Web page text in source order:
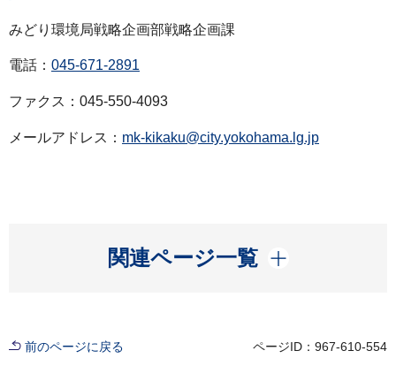
みどり環境局戦略企画部戦略企画課
電話： 045-671-2891
ファクス：045-550-4093
メールアドレス： mk-kikaku@city.yokohama.lg.jp
関連ページ一覧
開く
前のページに戻る ページID：967-610-554